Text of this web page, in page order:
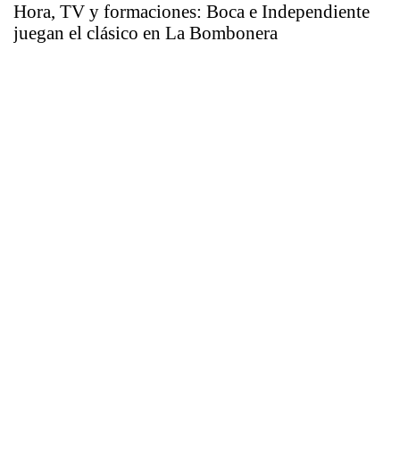
Hora, TV y formaciones: Boca e Independiente
juegan el clásico en La Bombonera